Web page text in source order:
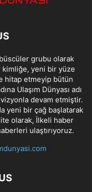
grubu olarak
kimliğe, yeni bir yüze
hitap etmeyip bütün
Ulaşım Dünyası adı
devam etmiştir.
yeni bir çağ başlatarak
olarak, İlkeli haber
ulaştırıyoruz.